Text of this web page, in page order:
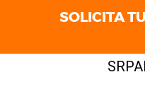
SOLICITA